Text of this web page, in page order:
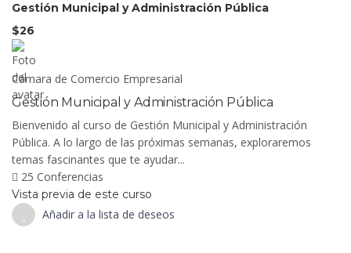
Gestión Municipal y Administración Pública
$26
Cámara de Comercio Empresarial
Gestión Municipal y Administración Pública
Bienvenido al curso de Gestión Municipal y Administración
Pública. A lo largo de las próximas semanas, exploraremos
temas fascinantes que te ayudar...
25 Conferencias
Vista previa de este curso
Añadir a la lista de deseos